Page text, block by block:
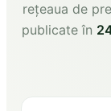
rețeaua de
publicate în